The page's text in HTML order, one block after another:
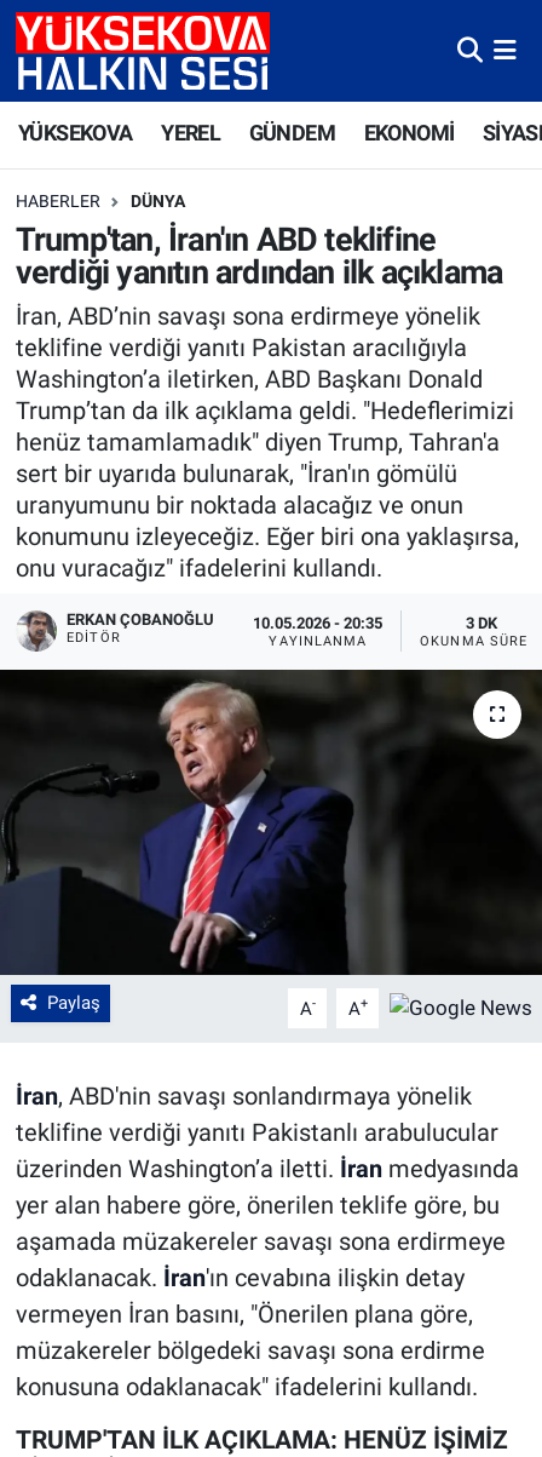
YÜKSEKOVA YEREL GÜNDEM EKONOMİ
HABERLER DÜNYA
Trump'tan, İran'ın ABD teklifine
verdiği yanıtın ardından ilk açıklama
İran, ABD’nin savaşı sona erdirmeye yönelik
teklifine verdiği yanıtı Pakistan aracılığıyla
Washington’a iletirken, ABD Başkanı Donald
Trump’tan da ilk açıklama geldi. "Hedeflerimizi
henüz tamamlamadık" diyen Trump, Tahran'a
sert bir uyarıda bulunarak, "İran'ın gömülü
uranyumunu bir noktada alacağız ve onun
konumunu izleyeceğiz. Eğer biri ona yaklaşırsa,
onu vuracağız" ifadelerini kullandı.
ERKAN ÇOBANOĞLU
EDITÖR
10.05.2026 - 20:35
YAYINLANMA
3 DK
OKUNMA SÜRESI
Paylaş A- A+
İran, ABD'nin savaşı sonlandırmaya yönelik
teklifine verdiği yanıtı Pakistanlı arabulucular
üzerinden Washington’a iletti. İranmedyasında
yer alan habere göre, önerilen teklife göre, bu
aşamada müzakereler savaşı sona erdirmeye
odaklanacak. İran'ın cevabına ilişkin detay
vermeyen İran basını, "Önerilen plana göre,
müzakereler bölgedeki savaşı sona erdirme
konusuna odaklanacak" ifadelerini kullandı.
TRUMP'TAN İLK AÇIKLAMA: HENÜZ İŞİMİZ
Yüksekova Nöbetçi Eczaneler
Yüksekova Trafik Yoğunluk Haritası
Süper Lig Puan Durumu ve Fikstür
Tüm Manşetler
Son Dakika Haberleri
Haber Arşivi